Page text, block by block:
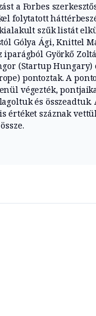
a Forbes
folytatott
szűk listát
Gólya Ági, Knittel
iparágból Györkő
(Startup
pontoztak. A
végezték,
és összeadtuk.
értéket száznak